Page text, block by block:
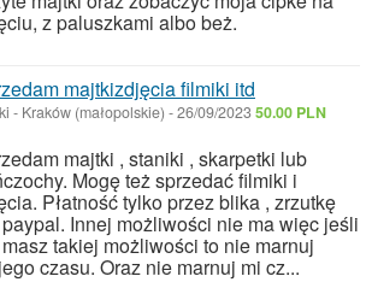
z paluszkami albo beż.
majtkizdjęcia filmiki itd
- Kraków (małopolskie) -26/09/202350.00 PLN
majtki , staniki , skarpetki lub
Mogę też sprzedać filmiki i
Płatność tylko przez blika , zrzutkę
Innej możliwości nie ma więc jeśli
takiej możliwości to nie marnuj
czasu. Oraz nie marnuj mi cz...